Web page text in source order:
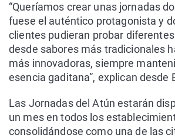
“Queríamos crear unas jornadas
fuese el auténtico protagonista y
clientes pudieran probar
desde sabores más tradicionales
más innovadoras, siempre
esencia gaditana”, explican desde
Las Jornadas del Atún estarán
un mes en todos los
consolidándose como una de las